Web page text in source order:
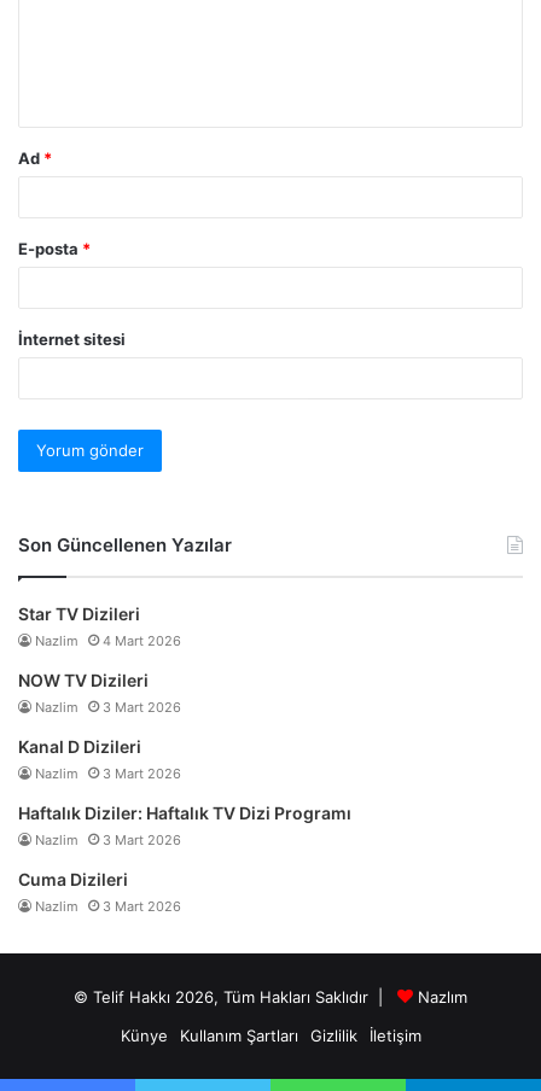
Ad *
E-posta *
İnternet sitesi
Son Güncellenen Yazılar
Star TV Dizileri
Nazlim 4 Mart 2026
NOW TV Dizileri
Nazlim 3 Mart 2026
Kanal D Dizileri
Nazlim 3 Mart 2026
Haftalık Diziler: Haftalık TV Dizi Programı
Nazlim 3 Mart 2026
Cuma Dizileri
Nazlim 3 Mart 2026
© Telif Hakkı 2026, Tüm Hakları Saklıdır |
Nazlım
Künye
Kullanım Şartları Gizlilik İletişim